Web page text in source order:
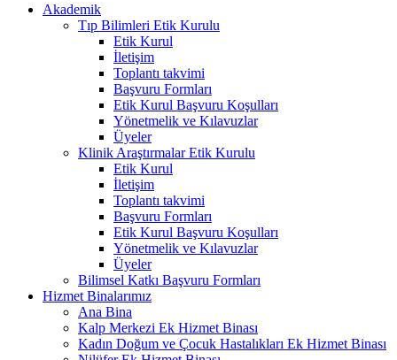
Akademik
Tıp Bilimleri Etik Kurulu
Etik Kurul
İletişim
Toplantı takvimi
Başvuru Formları
Etik Kurul Başvuru Koşulları
Yönetmelik ve Kılavuzlar
Üyeler
Klinik Araştırmalar Etik Kurulu
Etik Kurul
İletişim
Toplantı takvimi
Başvuru Formları
Etik Kurul Başvuru Koşulları
Yönetmelik ve Kılavuzlar
Üyeler
Bilimsel Katkı Başvuru Formları
Hizmet Binalarımız
Ana Bina
Kalp Merkezi Ek Hizmet Binası
Kadın Doğum ve Çocuk Hastalıkları Ek Hizmet Binası